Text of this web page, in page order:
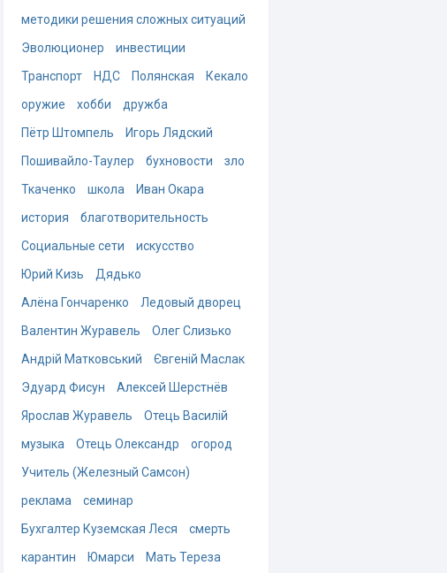
методики решения сложных ситуаций
Эволюционер
инвестиции
Транспорт
НДС Полянская
Кекало
оружие
хобби
дружба
Пётр Штомпель
Игорь Лядский
Пошивайло-Таулер
бухновости
зло
Ткаченко
школа
Иван Окара
история
благотворительность
Социальные сети
искусство
Юрий Кизь
Дядько
Алёна Гончаренко
Ледовый дворец
Валентин Журавель
Олег Слизько
Андрій Матковський
Євгеній Маслак
Эдуард Фисун
Алексей Шерстнёв
Ярослав Журавель
Отець Василій
музыка
Отець Олександр
огород
Учитель (Железный Самсон)
реклама
семинар
Бухгалтер Куземская Леся
смерть
карантин
Юмарси
Мать Тереза